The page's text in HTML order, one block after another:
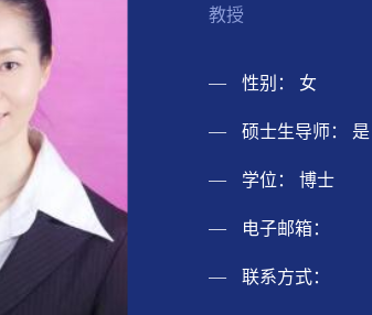
教授
性别： 女
硕士生导师： 是
学位： 博士
电子邮箱：
联系方式：